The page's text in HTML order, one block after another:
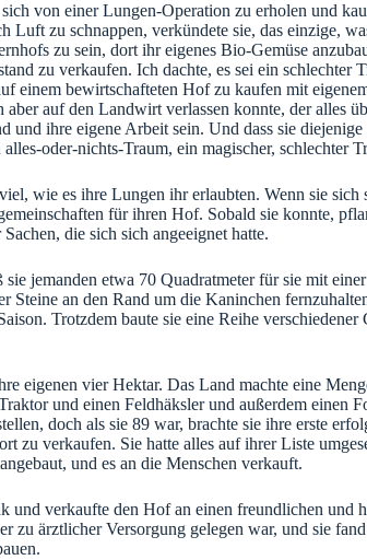
von einer Lungen-Operation zu erholen und
Luft zu schnappen, verkündete sie, das einzige,
zu sein, dort ihr eigenes Bio-Gemüse
zu verkaufen. Ich dachte, es sei ein schlechter
einem bewirtschafteten Hof zu kaufen mit
auf den Landwirt verlassen konnte, der alles
und ihre eigene Arbeit sein. Und dass sie
oder-nichts-Traum, ein magischer, schlechter
wie es ihre Lungen ihr erlaubten. Wenn sie sich
für ihren Hof. Sobald sie konnte,
die sich sich angeeignet hatte.
jemanden etwa 70 Quadratmeter für sie mit
Steine an den Rand um die Kaninchen
Trotzdem baute sie eine Reihe
eigenen vier Hektar. Das Land machte eine
und einen Feldhäksler und außerdem einen
doch als sie 89 war, brachte sie ihre erste
zu verkaufen. Sie hatte alles auf ihrer Liste
und es an die Menschen verkauft.
und verkaufte den Hof an einen freundlichen und
zu ärztlicher Versorgung gelegen war, und sie